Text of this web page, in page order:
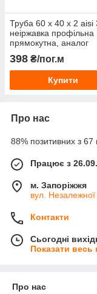
Труба 60 х 40 х 2 aisi
неіржавка профільна
прямокутна, аналог
08Х18Н10 матова,
полірована
398 ₴/пог.м
Купити
Про нас
88% позитивних з 67
Працює з
м. Запоріжжя
вул.
Контакти
Сьогодні
Показати весь
Про нас